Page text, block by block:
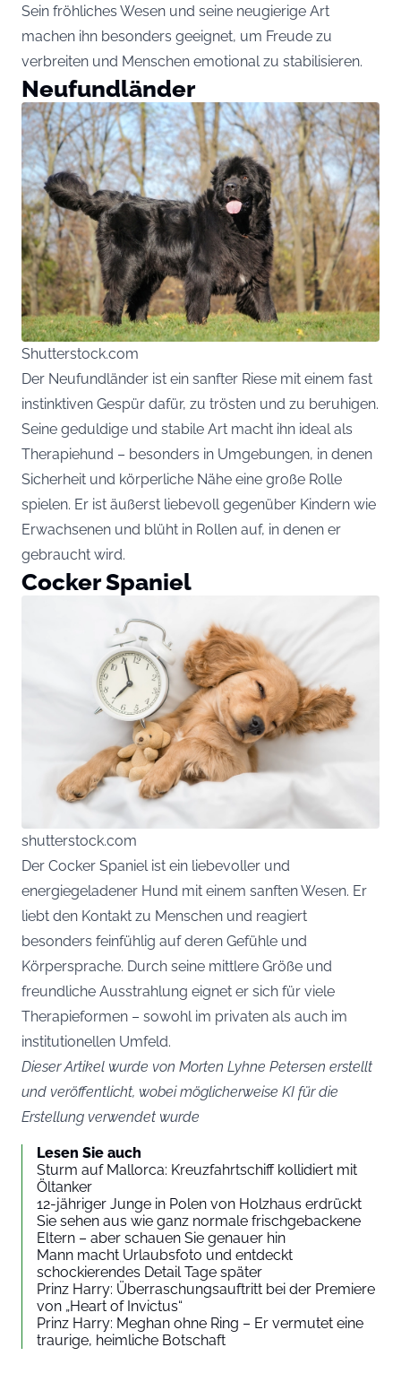
Sein fröhliches Wesen und seine neugierige Art
machen ihn besonders geeignet, um Freude zu
verbreiten und Menschen emotional zu stabilisieren.
Neufundländer
Shutterstock.com
Der Neufundländer ist ein sanfter Riese mit einem fast
instinktiven Gespür dafür, zu trösten und zu beruhigen.
Seine geduldige und stabile Art macht ihn ideal als
Therapiehund – besonders in Umgebungen, in denen
Sicherheit und körperliche Nähe eine große Rolle
spielen. Er ist äußerst liebevoll gegenüber Kindern wie
Erwachsenen und blüht in Rollen auf, in denen er
gebraucht wird.
Cocker Spaniel
shutterstock.com
Der Cocker Spaniel ist ein liebevoller und
energiegeladener Hund mit einem sanften Wesen. Er
liebt den Kontakt zu Menschen und reagiert
besonders feinfühlig auf deren Gefühle und
Körpersprache. Durch seine mittlere Größe und
freundliche Ausstrahlung eignet er sich für viele
Therapieformen – sowohl im privaten als auch im
institutionellen Umfeld.
Dieser Artikel wurde von Morten Lyhne Petersen erstellt
und veröffentlicht, wobei möglicherweise KI für die
Erstellung verwendet wurde
Lesen Sie auch
Sturm auf Mallorca: Kreuzfahrtschiff kollidiert mit
Öltanker
12-jähriger Junge in Polen von Holzhaus erdrückt
Sie sehen aus wie ganz normale frischgebackene
Eltern – aber schauen Sie genauer hin
Mann macht Urlaubsfoto und entdeckt
schockierendes Detail Tage später
Prinz Harry: Überraschungsauftritt bei der Premiere
von „Heart of Invictus“
Prinz Harry: Meghan ohne Ring – Er vermutet eine
traurige, heimliche Botschaft